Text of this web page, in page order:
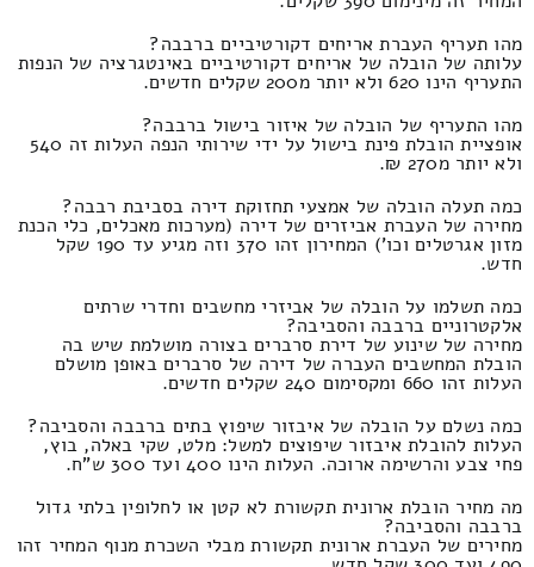
מהו תעריף העברת אריחים דקורטיביים ברבבה?
עלותה של הובלה של אריחים דקורטיביים באינטגרציה של הנפות
התעריף הינו 620 ולא יותר מ200 שקלים חדשים.
מהו התעריף של הובלה של איזור בישול ברבבה?
אופציית הובלת פינת בישול על ידי שירותי הנפה העלות זה 540
ולא יותר מ270 ₪.
כמה תעלה הובלה של אמצעי תחזוקת דירה בסביבת רבבה?
מחירה של העברת אביזרים של דירה (מערכות מאכלים, כלי הכנת
מזון אגרטלים וכו') המחירון זהו 370 וזה מגיע עד 190 שקל
חדש.
כמה תשלמו על הובלה של אביזרי מחשבים וחדרי שרתים
אלקטרוניים ברבבה והסביבה?
מחירה של שינוע של דירת סרברים בצורה מושלמת שיש בה
הובלת המחשבים העברה של דירה של סרברים באופן מושלם
העלות זהו 660 ומקסימום 240 שקלים חדשים.
כמה נשלם על הובלה של איבזור שיפוץ בתים ברבבה והסביבה?
העלות להובלת איבזור שיפוצים למשל: מלט, שקי באלה, בוץ,
פחי צבע והרשימה ארוכה. העלות הינו 400 ועד 300 ש"ח.
מה מחיר הובלת ארונית תקשורת לא קטן או לחלופין בלתי גדול
ברבבה והסביבה?
מחירים של העברת ארונית תקשורת מבלי השכרת מנוף המחיר זהו